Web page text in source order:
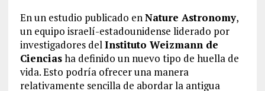
En un estudio publicado enNature Astronomy,
un equipo israelí-estadounidense liderado por
investigadores delInstituto Weizmann de
Cienciasha definido un nuevo tipo de huella de
vida. Esto podría ofrecer una manera
relativamente sencilla de abordar la antigua